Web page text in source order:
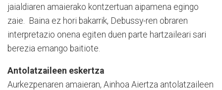
jaialdiaren amaierako kontzertuan aipamena egingo
zaie. Baina ez hori bakarrik, Debussy-ren obraren
interpretazio onena egiten duen parte hartzaileari sari
berezia emango baitiote.
Antolatzaileen eskertza
Aurkezpenaren amaieran, Ainhoa Aiertza antolatzaileen